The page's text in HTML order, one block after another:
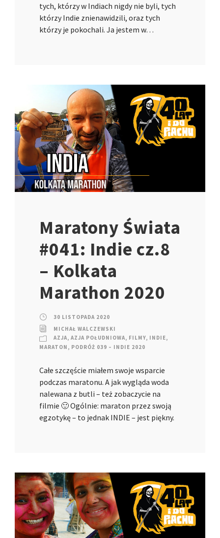
tych, którzy w Indiach nigdy nie byli, tych
którzy Indie znienawidzili, oraz tych
którzy je pokochali. Ja jestem w…
Maratony Świata
#041: Indie cz.8
– Kolkata
Marathon 2020
30 LISTOPADA 2020
MICHAŁ WALCZEWSKI
AZJA, AZJA POŁUDNIOWA, FILMY, INDIE,
MARATON , PODRÓŻ 039 – INDIE 2020
Całe szczęście miałem swoje wsparcie
podczas maratonu. A jak wygląda woda
nalewana z butli – też zobaczycie na
filmie 🙂 Ogólnie: maraton przez swoją
egzotykę – to jednak INDIE – jest piękny.